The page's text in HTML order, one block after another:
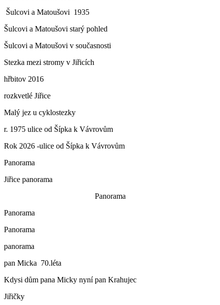
Šulcovi a Matoušovi 1935
Šulcovi a Matoušovi starý pohled
Šulcovi a Matoušovi v současnosti
Stezka mezi stromy v Jiřicích
hřbitov 2016
rozkvetlé Jiřice
Malý jez u cyklostezky
r. 1975 ulice od Šípka k Vávrovům
Rok 2026 -ulice od Šípka k Vávrovům
Panorama
Jiřice panorama
Panorama
Panorama
Panorama
panorama
pan Micka 70.léta
Kdysi dům pana Micky nyní pan Krahujec
Jiřičky